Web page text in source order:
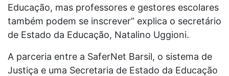
Educação, mas professores e gestores escolares
também podem se inscrever” explica o secretário
de Estado da Educação, Natalino Uggioni.
A parceria entre a SaferNet Barsil, o sistema de
Justiça e uma Secretaria de Estado da Educação